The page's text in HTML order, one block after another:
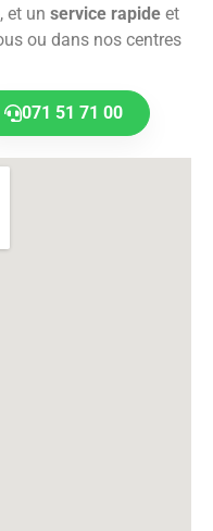
, et un service rapideet
ou dans nos centres
071 51 71 00